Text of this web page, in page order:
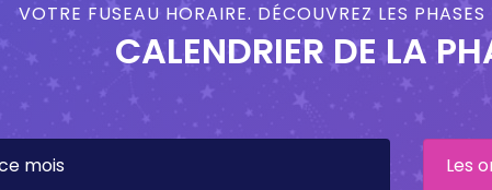
VOTRE FUSEAU HORAIRE. DÉCOUVREZ LES
CALENDRIER DE LA
mois Les